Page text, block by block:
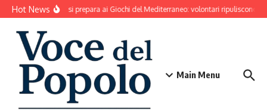
Salta al contenuto
Hot NewsTaranto si prepara ai Giochi del Mediterraneo: volontari ripuliscono
Main Menu